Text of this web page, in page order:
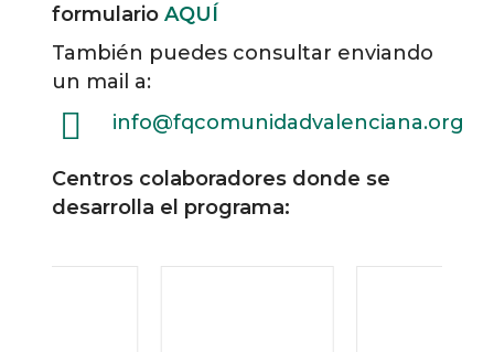
formulario AQUÍ
También puedes consultar enviando
un mail a:
info@fqcomunidadvalenciana.org
Centros colaboradores donde se
desarrolla el programa: